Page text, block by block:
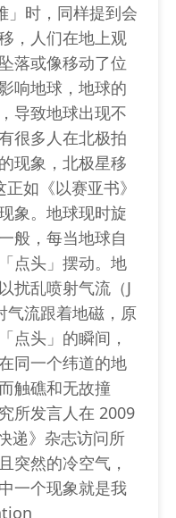
」时，同样提到会
，人们在地上观
落或像移动了位
响地球，地球的
导致地球出现不
很多人在北极拍
现象，北极星移
如《以赛亚书》
象。地球现时旋
般，每当地球自
点头」摆动。地
扰乱喷射气流（J
流跟着地磁，原
点头」的瞬间，
同一个纬道的地
触礁和无故撞
所发言人在 2009
递》杂志访问所
突然的冷空气，
一个现象就是我